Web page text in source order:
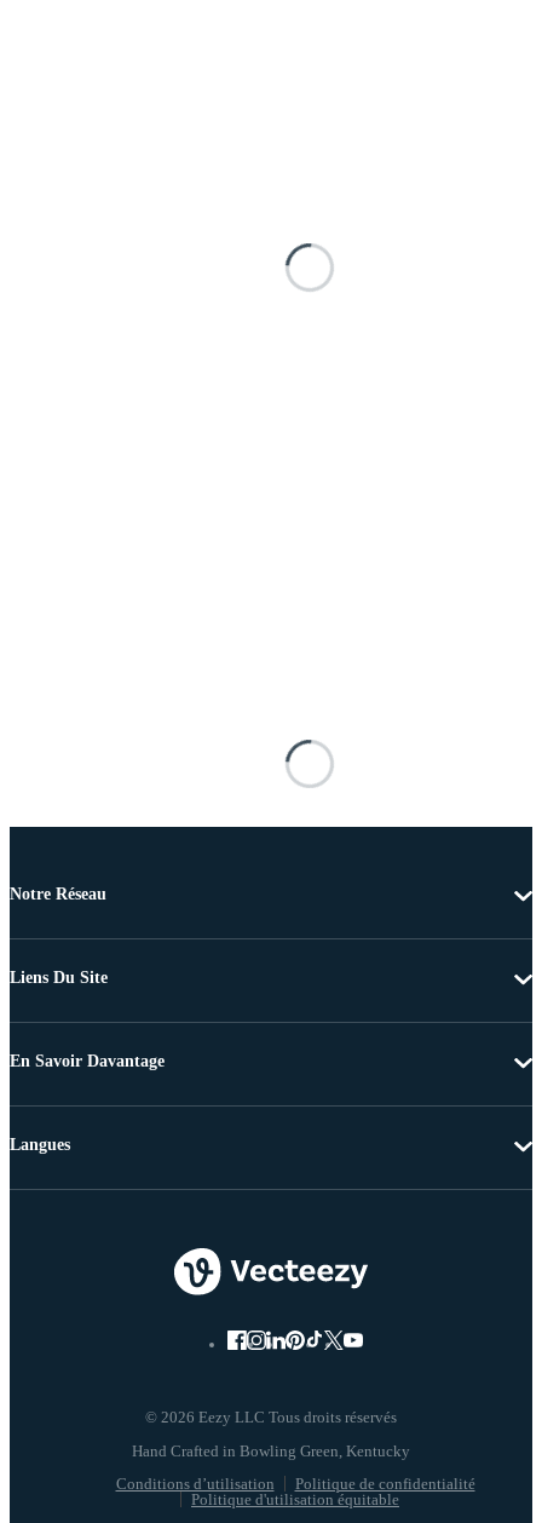
Notre Réseau
Liens Du Site
En Savoir Davantage
© 2026 Eezy LLC Tous droits réservés
Conditions d’utilisation
Politique de confidentialité
Politique d'utilisation équitable
Langues